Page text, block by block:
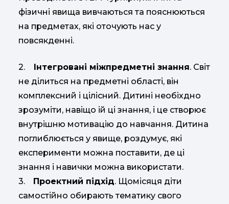
фізичні явища вивчаються та пояснюються
на предметах, які оточують нас у
повсякденні.
2. Інтегровані міжпредметні знання. Світ
не ділиться на предметні області, він
комплексний і цілісний. Дитині необіхдно
зрозуміти, навіщо ій ці знання, і це створює
внутрішню мотивацію до навчання. Дитина
поглиблюється у явище, роздумує, які
експерименти можна поставити, де ці
знання і навички можна використати.
3. Проектний підхід. Щомісяця діти
самостійно обирають тематику свого